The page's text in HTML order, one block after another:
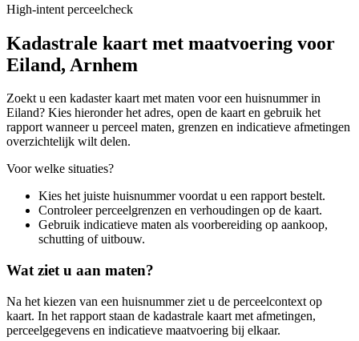
High-intent perceelcheck
Kadastrale kaart met maatvoering voor
Eiland, Arnhem
Zoekt u een kadaster kaart met maten voor een huisnummer in
Eiland? Kies hieronder het adres, open de kaart en gebruik het
rapport wanneer u perceel maten, grenzen en indicatieve afmetingen
overzichtelijk wilt delen.
Voor welke situaties?
Kies het juiste huisnummer voordat u een rapport bestelt.
Controleer perceelgrenzen en verhoudingen op de kaart.
Gebruik indicatieve maten als voorbereiding op aankoop,
schutting of uitbouw.
Wat ziet u aan maten?
Na het kiezen van een huisnummer ziet u de perceelcontext op
kaart. In het rapport staan de kadastrale kaart met afmetingen,
perceelgegevens en indicatieve maatvoering bij elkaar.